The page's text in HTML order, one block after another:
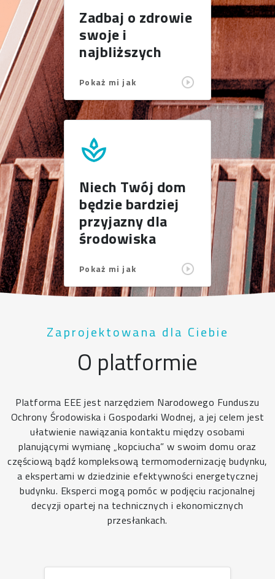
Zadbaj o zdrowie
swoje i
najbliższych
Pokaż mi jak
spa
Niech Twój dom
będzie bardziej
przyjazny dla
środowiska
Pokaż mi jak
Zaprojektowana dla Ciebie
O platformie
Platforma EEE jest narzędziem Narodowego Funduszu
Ochrony Środowiska i Gospodarki Wodnej, a jej celem jest
ułatwienie nawiązania kontaktu między osobami
planującymi wymianę „kopciucha” w swoim domu oraz
częściową bądź kompleksową termomodernizację budynku,
a ekspertami w dziedzinie efektywności energetycznej
budynku. Eksperci mogą pomóc w podjęciu racjonalnej
decyzji opartej na technicznych i ekonomicznych
przesłankach.